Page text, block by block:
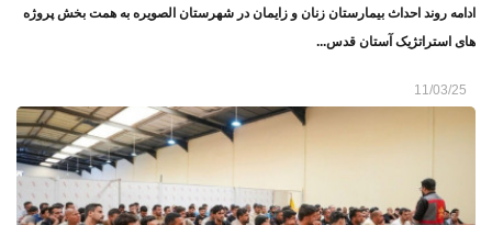
ادامه روند احداث بیمارستان زنان و زایمان در شهرستان الصویره به همت بخش پروژه
های استراتژیک آستان قدس...
11/03/25